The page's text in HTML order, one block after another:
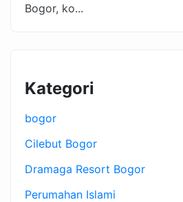
Bogor, ko...
Kategori
bogor
Cilebut Bogor
Dramaga Resort Bogor
Perumahan Islami